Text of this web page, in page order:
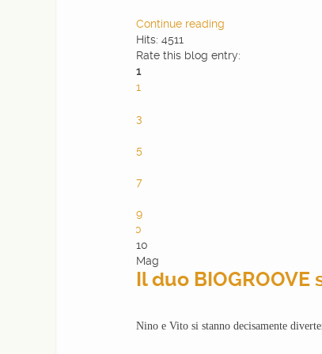
Continue reading
Hits: 4511
Rate this blog entry:
1
1
3
5
7
9
10
10
Mag
Il duo
Nino e Vito si stanno decisamente